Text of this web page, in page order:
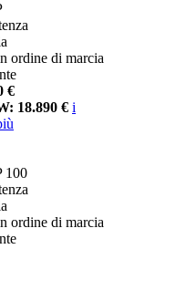
ordine di marcia
€
18.890 € i
100
ordine di marcia